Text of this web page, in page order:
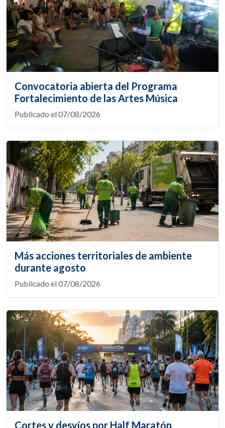
Convocatoria abierta del Programa
Fortalecimiento de las Artes Música
Publicado el 07/08/2026
Más acciones territoriales de ambiente
durante agosto
Publicado el 07/08/2026
Cortes y desvíos por Half Maratón